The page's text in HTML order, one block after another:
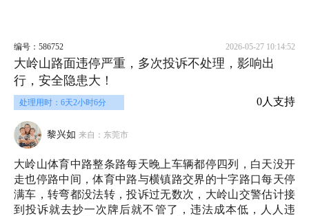
编号：586752 2026-05-27 10:14:52
大岭山路面违停严重，多次投诉不处理，影响出
行，安全隐患大！
处理用时：6天2小时6分 0人支持
黎兴如 来自：东莞市
大岭山体育中路整条路每天晚上车辆都停四列，白天没开
走也停路中间，体育中路与横镇路交界的十字路口每天停
满车，转弯都没法转，投诉过无数次，大岭山交警估计接
到投诉就去抄一次牌后就不管了，违法成本低，人人违